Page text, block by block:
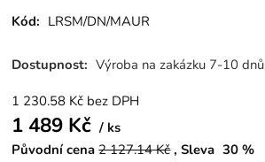
Kód: LRSM/DN/MAUR
Dostupnost: Výroba na zakázku 7-10 dnů
1 230.58 Kč bez DPH
1 489 Kč
ks
Původní cena 2 127.14Kč Sleva 30 %